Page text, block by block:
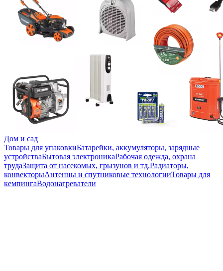
Дом и сад
Товары для упаковкиБатарейки, аккумуляторы, зарядные
устройстваБытовая электроникаРабочая одежда, охрана
трудаЗащита от насекомых, грызунов и тд.Радиаторы,
конвекторыАнтенны и спутниковые технологииТовары для
кемпингаВодонагреватели